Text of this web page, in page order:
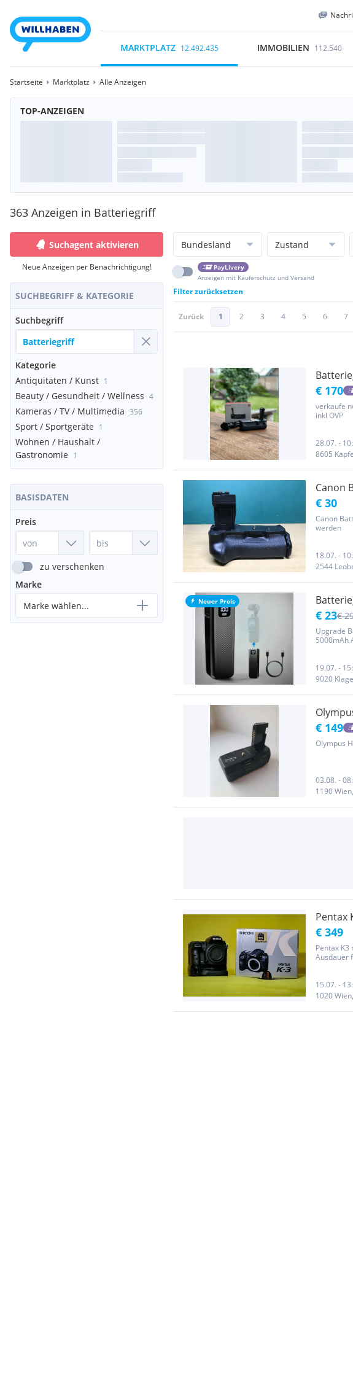
MARKTPLATZ 12.492.435 IMMOBILIEN 112.540
Startseite Marktplatz Alle Anzeigen
TOP-ANZEIGEN
363 Anzeigen in Batteriegriff
Suchagent aktivieren
Neue Anzeigen per Benachrichtigung!
SUCHBEGRIFF & KATEGORIE
Suchbegriff
Kategorie
Antiquitäten / Kunst 1
Beauty / Gesundheit / Wellness 4
Kameras / TV / Multimedia 356
Sport / Sportgeräte 1
Wohnen / Haushalt /
Gastronomie 1
BASISDATEN
Preis
zu verschenken
Marke
Marke wählen...
Bundesland Zustand
PayLivery
Anzeigen mit Käuferschutz und Versand
Filter zurücksetzen
Zurück 1 2 3 4 5 6 7
€ 170
verkaufe
inkl OVP
28.07. -
8605
Canon
€ 30
Canon
werden
18.07. -
2544
Neuer Preis
€ 23€
Upgrade
5000mAh
(bei
19.07. -
9020
€ 149
Olympus
03.08. -
1190
Pentax
€ 349
Pentax
Ausdauer
15.07. -
1020